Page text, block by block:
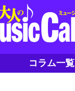
コラム一覧